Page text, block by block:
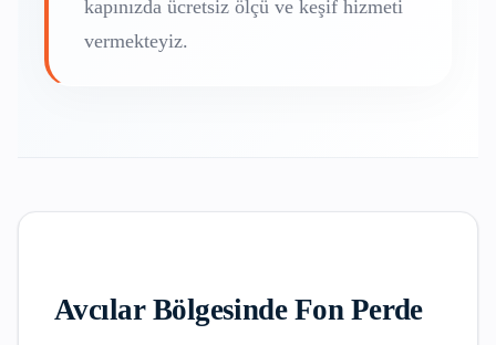
kapınızda ücretsiz ölçü ve keşif hizmeti
vermekteyiz.
AvcılarBölgesinde Fon Perde